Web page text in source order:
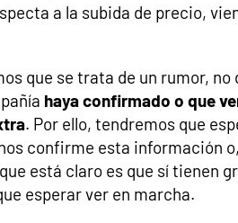
a la subida de precio,
que se trata de un rumor, no
haya confirmado o que
. Por ello, tendremos que
confirme esta información
está claro es que sí tienen
esperar ver en marcha.